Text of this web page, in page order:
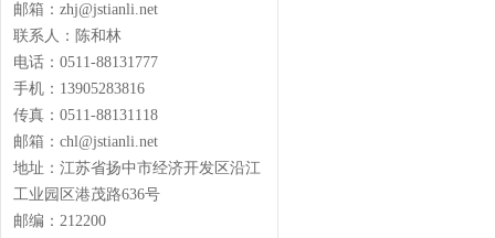
邮箱：zhj@jstianli.net
联系人：陈和林
电话：0511-88131777
手机：13905283816
传真：0511-88131118
邮箱：chl@jstianli.net
地址：江苏省扬中市经济开发区沿江
工业园区港茂路636号
邮编：212200